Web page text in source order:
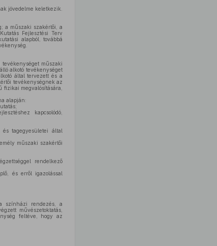
jövedelme keletkezik.
a műszaki szakértői, a
Fejlesztési Terv
alapból, továbbá
műszaki
alkotó tevékenységet
által tervezett és a
tevékenységnek az
megvalósítására,
alapján:
kapcsolódó,
tagegyesületei által
műszaki szakértői
rendelkező
és erről igazolással
színházi rendezés, a
művészetoktatás,
feltéve, hogy az